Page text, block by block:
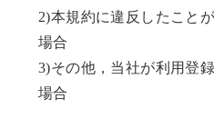
2)本規約に違反したこと
場合
3)その他，当社が利用登
場合